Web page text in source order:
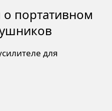
о портативном
для